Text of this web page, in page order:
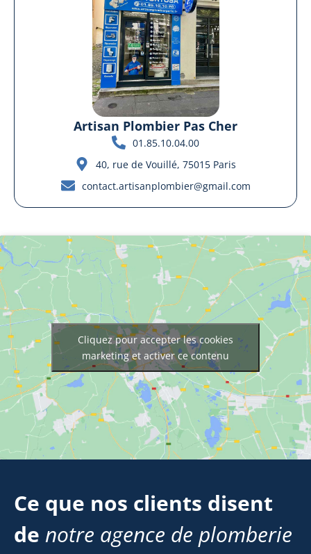
Artisan Plombier Pas Cher
01.85.10.04.00
40, rue de Vouillé, 75015 Paris
contact.artisanplombier@gmail.com
Cliquez pour accepter les cookies
marketing et activer ce contenu
Ce que nos clients disent
de notre agence de plomberie